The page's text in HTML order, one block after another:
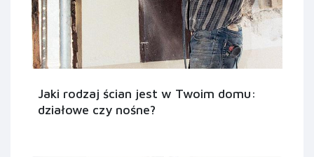
Jaki rodzaj ścian jest w Twoim domu:
działowe czy nośne?